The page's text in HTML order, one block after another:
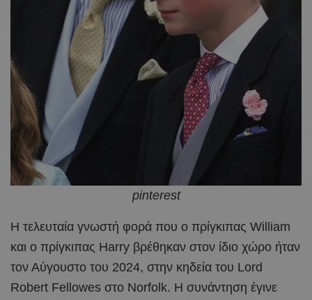
pinterest
Η τελευταία γνωστή φορά που ο πρίγκιπας William
και ο πρίγκιπας Harry βρέθηκαν στον ίδιο χώρο ήταν
τον Αύγουστο του 2024, στην κηδεία του Lord
Robert Fellowes στο Norfolk. Η συνάντηση έγινε